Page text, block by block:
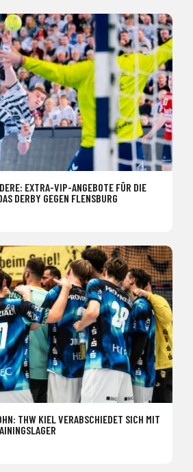
EXTRA-VIP-ANGEBOTE FÜR DIE
DERBY GEGEN FLENSBURG
THW KIEL VERABSCHIEDET SICH MIT